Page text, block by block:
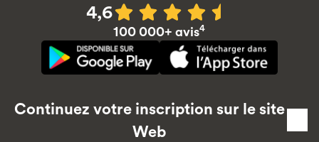
4,6
100 000+ avis4
Continuez votre inscription sur le site
Web